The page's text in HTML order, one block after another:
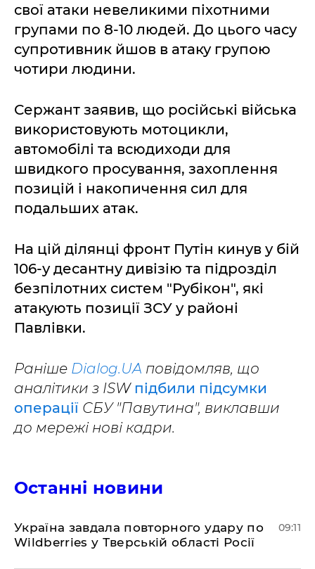
свої атаки невеликими піхотними
групами по 8-10 людей. До цього часу
супротивник йшов в атаку групою
чотири людини.
Сержант заявив, що російські війська
використовують мотоцикли,
автомобілі та всюдиходи для
швидкого просування, захоплення
позицій і накопичення сил для
подальших атак.
На цій ділянці фронт Путін кинув у бій
106-у десантну дивізію та підрозділ
безпілотних систем "Рубікон", які
атакують позиції ЗСУ у районі
Павлівки.
Раніше Dialog.UA повідомляв, що
аналітики з ISWпідбили підсумки
операції СБУ "Павутина", виклавши
до мережі нові кадри.
Останні новини
Україна завдала повторного удару по
Wildberries у Тверській області Росії
09:11